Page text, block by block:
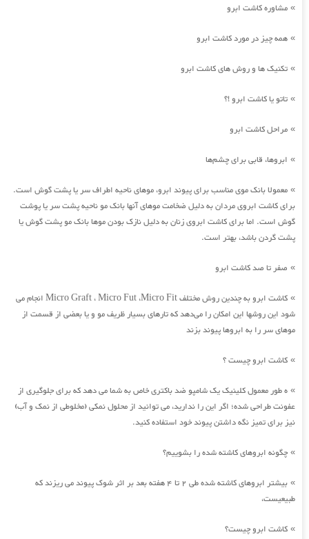
» مشاوره کاشت ابرو
» همه چیز در مورد کاشت ابرو
» تکنیک ها و روش های کاشت ابرو
» تاتو یا کاشت ابرو !؟
» مراحل کاشت ابرو
» ابروها، قابی برای چشم‌ها
» معمولا بانک موی مناسب برای پیوند ابرو، موهای ناحیه اطراف سر یا پشت گوش است.
برای کاشت ابروی مردان به دلیل ضخامت موهای آنها بانک مو ناحیه پشت سر یا پوشت
گوش است. اما برای کاشت ابروی زنان به دلیل نازک بودن موها بانک مو پشت گوش یا
پشت گردن باشد، بهتر است.
» صفر تا صد کاشت ابرو
»
کاشت ابرو به چندین روش مختلف Micro Graft ، Micro Fut ،Micro Fit انجام می
شود این روشها این امکان را می‌دهد که تارهای بسیار ظریف مو و یا بعضی از قسمت از
موهای سر را به ابروها پیوند بزند
» کاشت ابرو چیست ؟
» ه طور معمول کلینیک یک شامپو ضد باکتری خاص به شما می دهد که برای جلوگیری از
عفونت طراحی شده؛ اگر این را ندارید، می توانید از محلول نمکی (مخلوطی از نمک و آب)
نیز برای تمیز نگه داشتن پیوند خود استفاده کنید.
» چگونه ابروهای کاشته شده را بشوییم؟
»
بیشتر ابروهای کاشته شده طی 2 تا 4 هفته بعد بر اثر شوک پیوند می ریزند که
طبیعیست،
» کاشت ابرو چیست؟